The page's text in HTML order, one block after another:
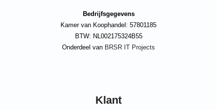
Bedrijfsgegevens
Kamer van Koophandel: 57801185
BTW: NL002175324B55
Onderdeel van BRSR IT Projects
Klant